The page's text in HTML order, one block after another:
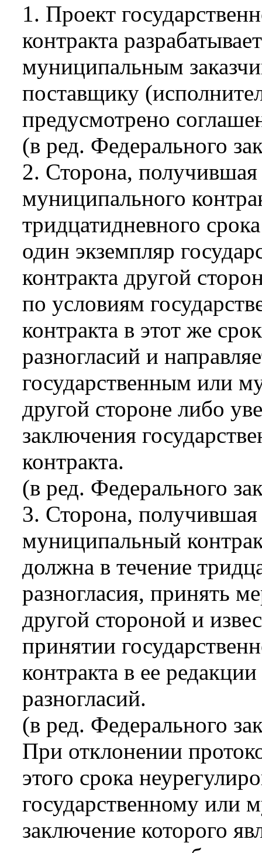
1. Проект
контракта
муниципальным
поставщику
предусмотрено
(в ред. Федерального
2. Сторона, получившая
муниципального
тридцатидневного
один экземпляр
контракта другой
по условиям
контракта в этот же
разногласий и
государственным или
другой стороне либо
заключения
контракта.
(в ред. Федерального
3. Сторона,
муниципальный
должна в течение
разногласия, принять
другой стороной и
принятии
контракта в ее
разногласий.
(в ред. Федерального
При отклонении
этого срока
государственному или
заключение которого